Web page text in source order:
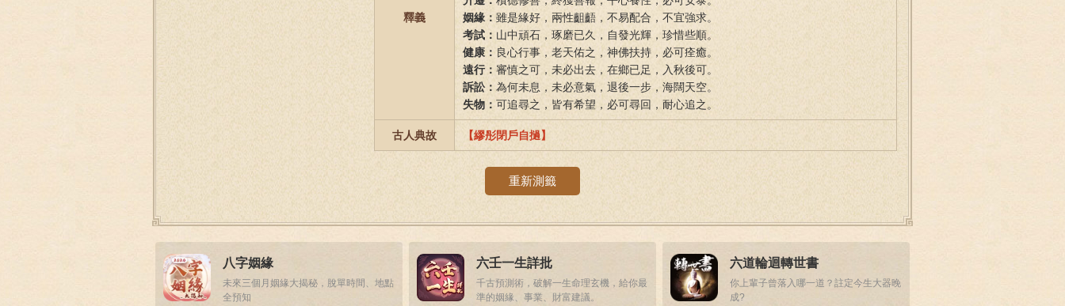
釋義
姻緣： 雖是緣好，兩性齟齬，不易配合，不宜強求。
考試： 山中頑石，琢磨已久，自發光輝，珍惜些順。
健康： 良心行事，老天佑之，神佛扶持，必可痊癒。
遠行： 審慎之可，未必出去，在鄉已足，入秋後可。
訴訟： 為何未息，未必意氣，退後一步，海闊天空。
失物： 可追尋之，皆有希望，必可尋回，耐心追之。
古人典故 【繆彤閉戶自撾】
重新測籤
八字姻緣
未來三個月姻緣大揭秘，脫單時間、地點
全預知
六壬一生詳批
千古預測術，破解一生命理玄機，給你最
準的姻緣、事業、財富建議。
六道輪迴轉世書
你上輩子曾落入哪一道？註定今生大器晚
成?